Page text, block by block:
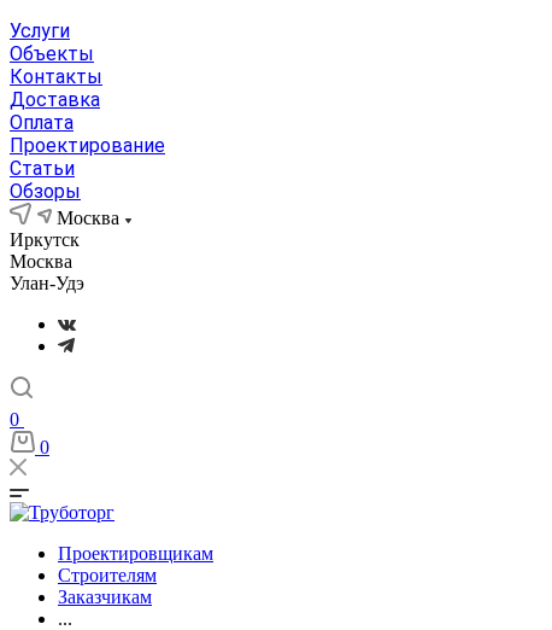
Услуги
Объекты
Контакты
Доставка
Оплата
Проектирование
Статьи
Обзоры
Москва
Иркутск
Москва
Улан-Удэ
0
0
Проектировщикам
Строителям
Заказчикам
...